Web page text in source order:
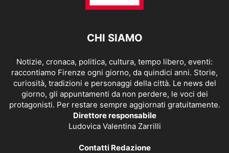
CHI SIAMO
Notizie, cronaca, politica, cultura, tempo libero, eventi:
raccontiamo Firenze ogni giorno, da quindici anni. Storie,
curiosità, tradizioni e personaggi della città. Le news del
giorno, gli appuntamenti da non perdere, le voci dei
protagonisti. Per restare sempre aggiornati gratuitamente.
Direttore responsabile
Ludovica Valentina Zarrilli
Contatti Redazione